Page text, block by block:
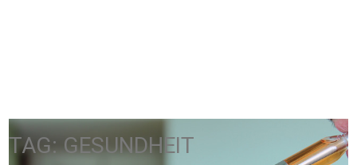
TAG: GESUNDHEIT